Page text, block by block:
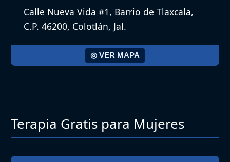
Calle Nueva Vida #1, Barrio de Tlaxcala,
C.P. 46200, Colotlán, Jal.
◎ VER MAPA
Terapia Gratis para Mujeres